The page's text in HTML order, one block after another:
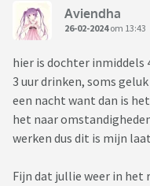
Aviendha
26-02-2024om 13:43
hier is dochter inmiddels
3 uur drinken, soms
een nacht want dan is
het naar
werken dus dit is mijn
Fijn dat jullie weer in het